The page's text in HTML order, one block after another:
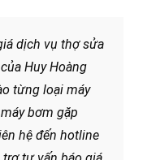
dịch vụ thợ sửa
Huy Hoàng
từng loại máy
bơm gặp
hệ đến hotline